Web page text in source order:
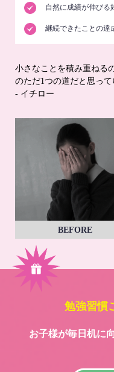
自然に成績が伸びる
継続できたことの達
小さなことを積み重ねる
のただ1つの道だと思って
- イチロー
BEFORE
勉強習慣
お子様が毎日机に